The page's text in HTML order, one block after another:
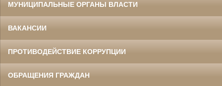
МУНИЦИПАЛЬНЫЕ ОРГАНЫ ВЛАСТИ
ВАКАНСИИ
ПРОТИВОДЕЙСТВИЕ КОРРУПЦИИ
ОБРАЩЕНИЯ ГРАЖДАН